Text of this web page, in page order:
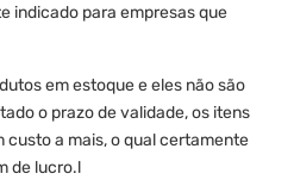
indicado para empresas que
em estoque e eles não são
o prazo de validade, os itens
custo a mais, o qual certamente
de lucro.l